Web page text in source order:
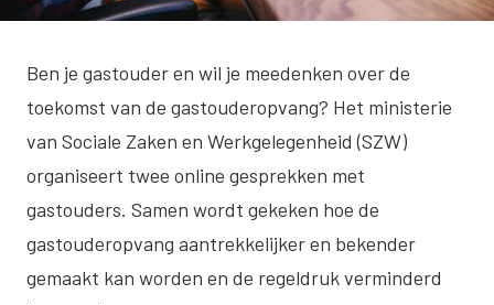
Ben je gastouder en wil je meedenken over de
toekomst van de gastouderopvang? Het ministerie
van Sociale Zaken en Werkgelegenheid (SZW)
organiseert twee online gesprekken met
gastouders. Samen wordt gekeken hoe de
gastouderopvang aantrekkelijker en bekender
gemaakt kan worden en de regeldruk verminderd